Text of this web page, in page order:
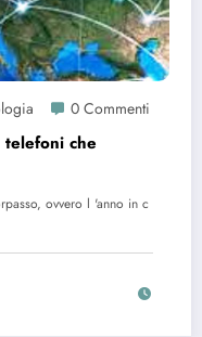
0 Commenti
telefoni che
ovvero l 'anno in c